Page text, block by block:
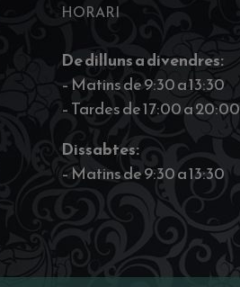
HORARI
De dilluns a divendres:
– Matins de 9:30 a 13:30
– Tardes de 17:00 a 20:00
Dissabtes:
– Matins de 9:30 a 13:30